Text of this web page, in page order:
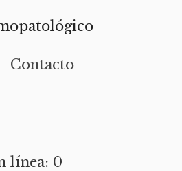
Contacto
línea: 0